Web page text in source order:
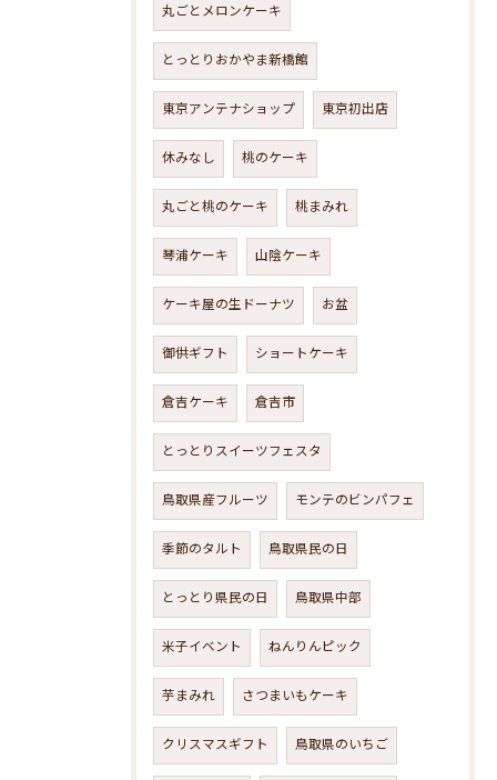
丸ごとメロンケーキ
とっとりおかやま新橋館
東京アンテナショップ 東京初出店
休みなし 桃のケーキ
丸ごと桃のケーキ 桃まみれ
琴浦ケーキ 山陰ケーキ
ケーキ屋の生ドーナツ お盆
御供ギフト ショートケーキ
倉吉ケーキ 倉吉市
とっとりスイーツフェスタ
鳥取県産フルーツ モンテのビンパフェ
季節のタルト 鳥取県民の日
とっとり県民の日 鳥取県中部
米子イベント ねんりんピック
芋まみれ さつまいもケーキ
クリスマスギフト 鳥取県のいちご